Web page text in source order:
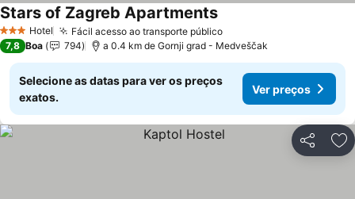
3 EstrelasHotel Fácil acesso ao transporte público
Stars of Zagreb Apartments
7,8 Boa 794 a 0.4 km de Gornji grad - Medveščak
Selecione as datas para ver os preços
exatos.
Ver preços
Partilhar